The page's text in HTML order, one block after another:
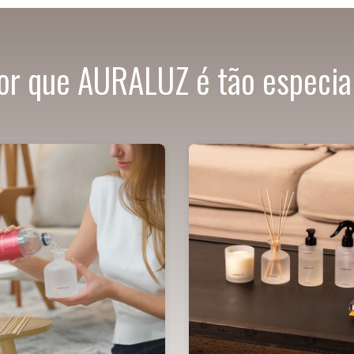
que AURALUZ é tão